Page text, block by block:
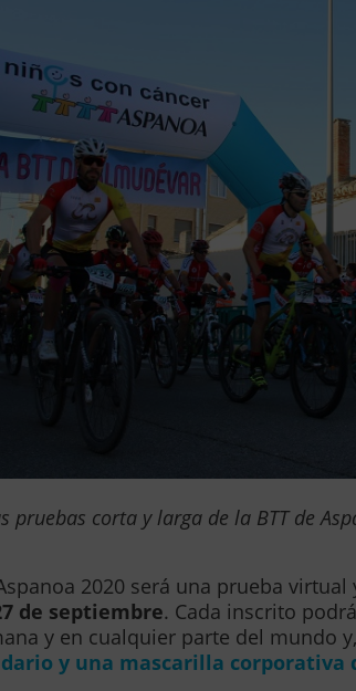
pruebas corta y larga de la BTT de
2020 será una prueba
de septiembre. Cada inscrito
y en cualquier parte del mundo
y una mascarilla corporativa